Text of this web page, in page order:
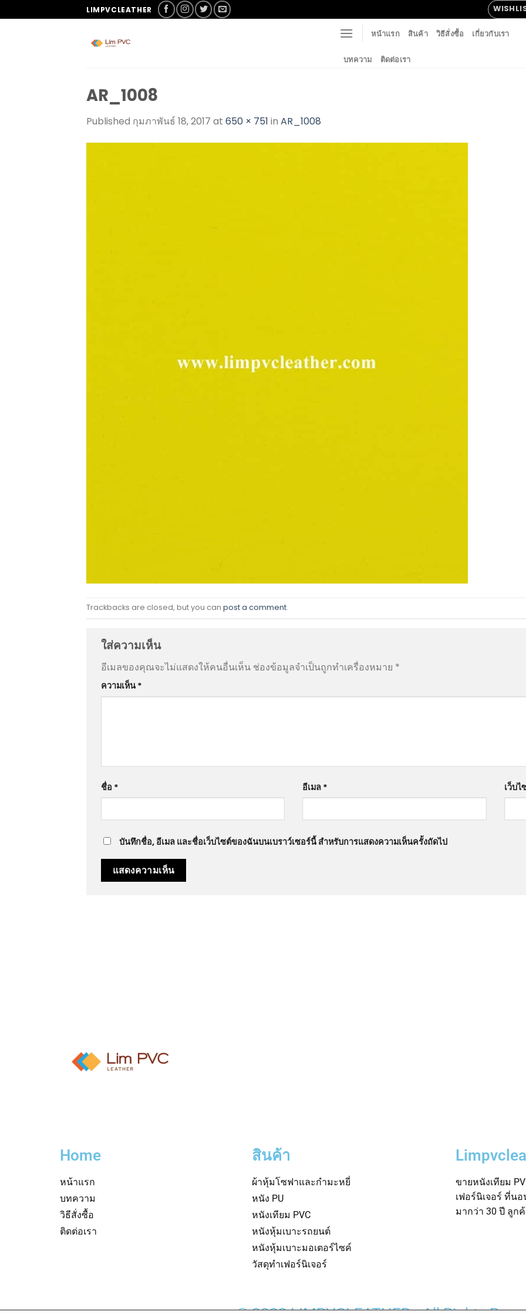
LIMPVCLEATHER
หน้าแรก สินค้า วิธีสั่งซื้อ เกี่ยวกับเรา
บทความ ติดต่อเรา
AR_1008
Published กุมภาพันธ์ 18, 2017 at 650 × 751 in AR_1008
Trackbacks are closed, but you can post a comment.
ใส่ความเห็น
อีเมลของคุณจะไม่แสดงให้คนอื่นเห็น ช่องข้อมูลจำเป็นถูกทำเครื่องหมาย *
ความเห็น *
ชื่อ * อีเมล * เว็บไ
บันทึกชื่อ, อีเมล และชื่อเว็บไซต์ของฉันบนเบราว์เซอร์นี้ สำหรับการแสดงความเห็นครั้งถัดไป
Home
หน้าแรก
บทความ
วิธีสั่งซื้อ
ติดต่อเรา
สินค้า
ผ้าหุ้มโซฟาและกำมะหยี่
หนัง PU
หนังเทียม PVC
หนังหุ้มเบาะรถยนต์
หนังหุ้มเบาะมอเตอร์ไซค์
วัสดุทำเฟอร์นิเจอร์
ขายหนังเทียม
เฟอร์นิเจอร์ ที่น
มากว่า 30 ปี ลู